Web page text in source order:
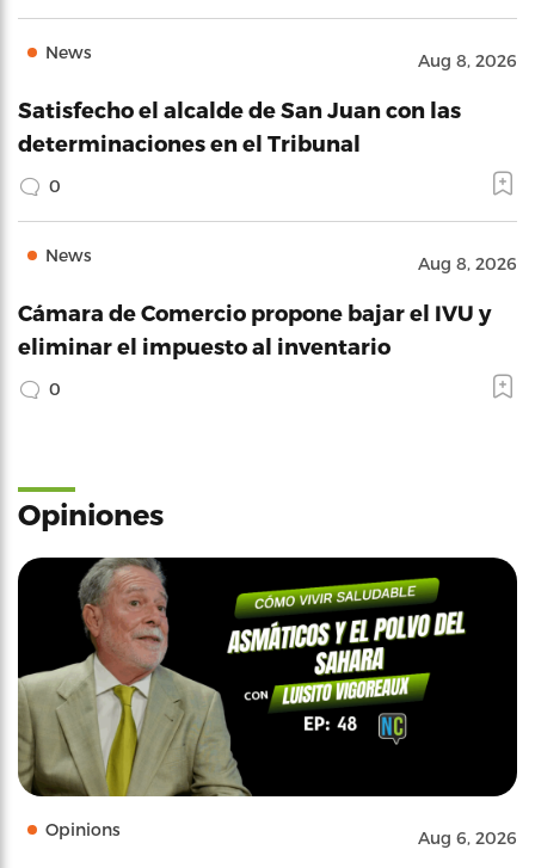
News Aug 8, 2026
Satisfecho el alcalde de San Juan con las
determinaciones en el Tribunal
0
News Aug 8, 2026
Cámara de Comercio propone bajar el IVU y
eliminar el impuesto al inventario
0
Opiniones
Opinions Aug 6, 2026